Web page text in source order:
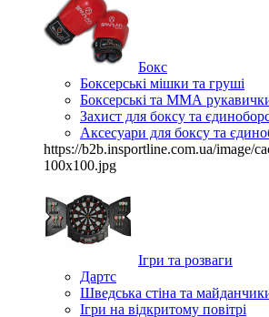
Бокс
Боксерські мішки та груші
Боксерські та ММА
Захист для боксу та
Аксесуари для боксу та
https://b2b.insportline.com.ua/image/
100x100.jpg
Ігри та розваги
Дартс
Шведська стіна та
Ігри на відкритому повітрі